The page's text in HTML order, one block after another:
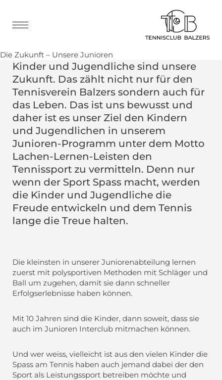
Die Zukunft – Unsere Junioren
Kinder und Jugendliche sind unsere
Zukunft. Das zählt nicht nur für den
Tennisverein Balzers sondern auch für
das Leben. Das ist uns bewusst und
daher ist es unser Ziel den Kindern
und Jugendlichen in unserem
Junioren-Programm unter dem Motto
Lachen-Lernen-Leisten den
Tennissport zu vermitteln. Denn nur
wenn der Sport Spass macht, werden
die Kinder und Jugendliche die
Freude entwickeln und dem Tennis
lange die Treue halten.
Die kleinsten in unserer Juniorenabteilung lernen
zuerst mit polysportiven Methoden mit Schläger und
Ball um zugehen, damit sie dann schneller
Erfolgserlebnisse haben können.
Mit 10 Jahren sind die Kinder, dann soweit, dass sie
auch im Junioren Interclub mitmachen können.
Und wer weiss, vielleicht ist aus den vielen Kinder die
Spass am Tennis haben auch jemand dabei der den
Sport als Leistungssport betreiben möchte und